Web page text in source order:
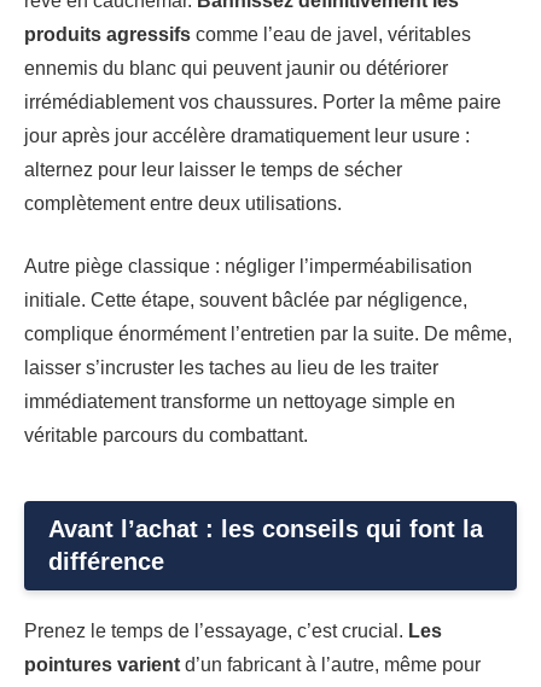
produits agressifs comme l’eau de javel, véritables
ennemis du blanc qui peuvent jaunir ou détériorer
irrémédiablement vos chaussures. Porter la même paire
jour après jour accélère dramatiquement leur usure :
alternez pour leur laisser le temps de sécher
complètement entre deux utilisations.
Autre piège classique : négliger l’imperméabilisation
initiale. Cette étape, souvent bâclée par négligence,
complique énormément l’entretien par la suite. De même,
laisser s’incruster les taches au lieu de les traiter
immédiatement transforme un nettoyage simple en
véritable parcours du combattant.
Avant l’achat : les conseils qui font la
différence
Prenez le temps de l’essayage, c’est crucial. Les
pointures varient d’un fabricant à l’autre, même pour